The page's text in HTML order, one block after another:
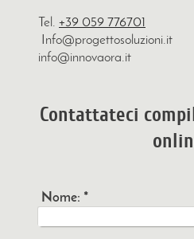
Tel. +39 059 776701
Info@progettosoluzioni.it
info@innovaora.it
Contattateci
Nome: *